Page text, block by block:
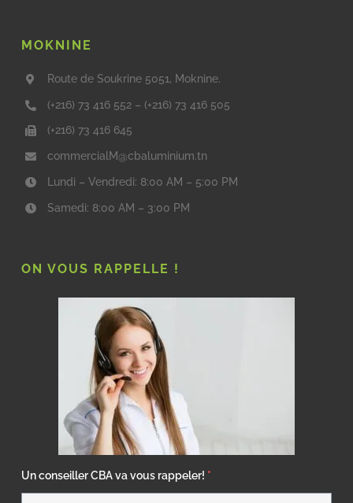
MOKNINE
Route de Soukrine 5051, Moknine.
(+216) 73 416 552 – (+216) 73 416 505
(+216) 73 416 645
commercialM@cbaluminium.tn
Lundi – Vendredi: 8:00 AM – 5:00 PM
Samedi: 8:00 AM – 3:00 PM
ON VOUS RAPPELLE !
Un conseiller CBA va vous rappeler! *